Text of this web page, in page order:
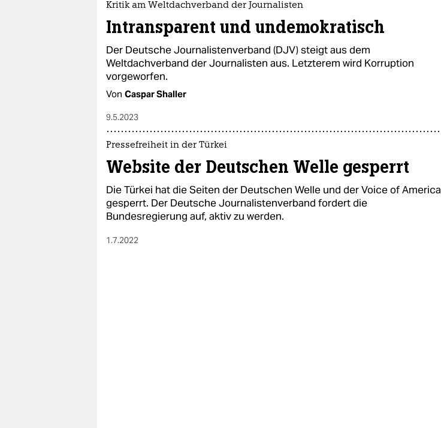
Kritik am Weltdachverband der Journalisten
Intransparent und undemokratisch
Der Deutsche Journalistenverband (DJV) steigt aus dem
Weltdachverband der Journalisten aus. Letzterem wird Korruption
vorgeworfen.
Von Caspar Shaller
9.5.2023
Pressefreiheit in der Türkei
Website der Deutschen Welle gesperrt
Die Türkei hat die Seiten der Deutschen Welle und der Voice of America
gesperrt. Der Deutsche Journalistenverband fordert die
Bundesregierung auf, aktiv zu werden.
1.7.2022